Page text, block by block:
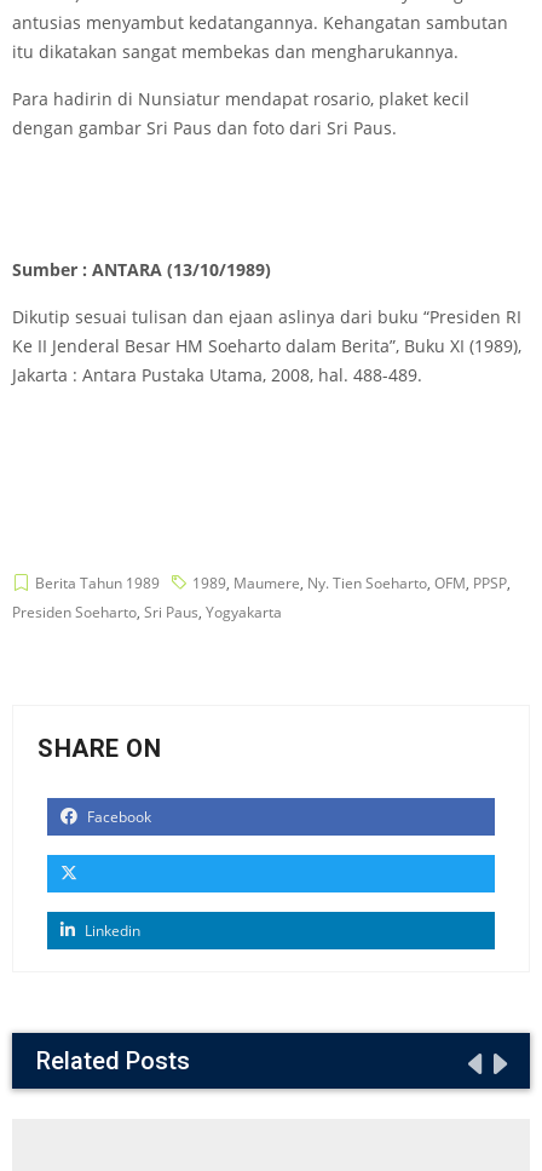
antusias menyambut kedatangannya. Kehangatan sambutan
itu dikatakan sangat membekas dan mengharukannya.
Para hadirin di Nunsiatur mendapat rosario, plaket kecil
dengan gambar Sri Paus dan foto dari Sri Paus.
Sumber : ANTARA (13/10/1989)
Dikutip sesuai tulisan dan ejaan aslinya dari buku “Presiden RI
Ke II Jenderal Besar HM Soeharto dalam Berita”, Buku XI (1989),
Jakarta : Antara Pustaka Utama, 2008, hal. 488-489.
Berita Tahun 1989 1989, Maumere, Ny. Tien Soeharto, OFM, PPSP,
Presiden Soeharto, Sri Paus, Yogyakarta
SHARE ON
Facebook
Linkedin
Related Posts